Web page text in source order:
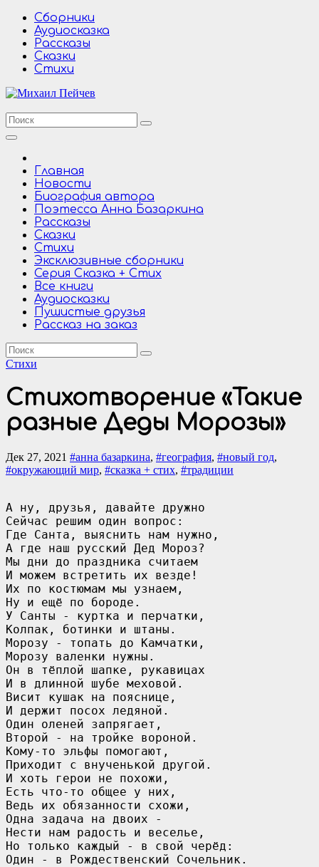
Перейти
содержимому
Сборники
Аудиосказка
Рассказы
Сказки
Стихи
Главная
Новости
Биография автора
Поэтесса Анна Базаркина
Рассказы
Сказки
Стихи
Эксклюзивные сборники
Серия Сказка + Стих
Все книги
Аудиосказки
Пушистые друзья
Рассказ на заказ
Стихи
Стихотворение «Такие
разные Деды Морозы»
Дек 27, 2021 #анна базаркина, #география, #новый год,
#окружающий мир, #сказка + стих, #традиции
А ну, друзья, давайте дружно
Сейчас решим один вопрос:
Где Санта, выяснить нам нужно,
А где наш русский Дед Мороз?
Мы дни до праздника считаем
И можем встретить их везде!
Их по костюмам мы узнаем,
Ну и ещё по бороде.
У Санты - куртка и перчатки,
Колпак, ботинки и штаны.
Морозу - топать до Камчатки,
Морозу валенки нужны.
Он в тёплой шапке, рукавицах
И в длинной шубе меховой.
Висит кушак на пояснице,
И держит посох ледяной.
Один оленей запрягает,
Второй - на тройке вороной.
Кому-то эльфы помогают,
Приходит с внученькой другой.
И хоть герои не похожи,
Есть что-то общее у них,
Ведь их обязанности схожи,
Одна задача на двоих -
Нести нам радость и веселье,
Но только каждый - в свой черёд:
Один - в Рождественский Сочельник.